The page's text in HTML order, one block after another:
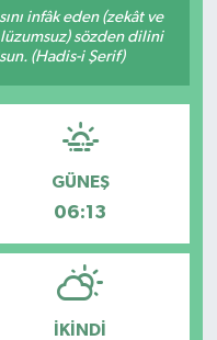
infâk eden (zekât ve
lüzumsuz) sözden dilini
(Hadis-i Şerif)
GÜNEŞ
06:13
İKINDI